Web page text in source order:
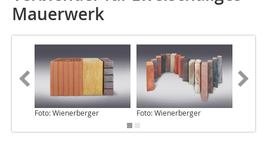
Mauerwerk
Foto: Wienerberger Foto: Wienerberger